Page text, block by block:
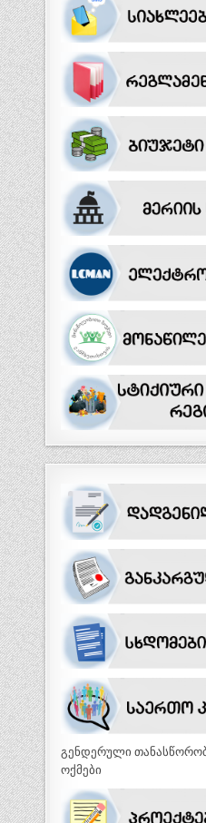
გენდერული
ოქმები